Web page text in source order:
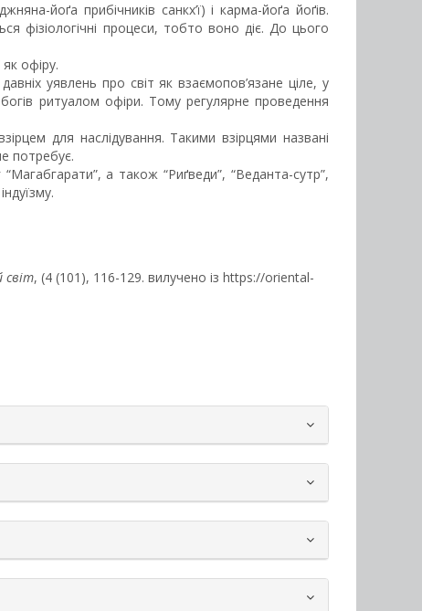
йоґа прибічників санкх’ї) і карма-йоґа йоґів.
фізіологічні процеси, тобто воно діє. До цього
офіру.
уявлень про світ як взаємопов’язане ціле, у
ритуалом офіри. Тому регулярне проведення
для наслідування. Такими взірцями названі
потребує.
а також “Риґведи”, “Веданта-сутр”,
світ, (4 (101), 116-129. вилучено із https://oriental-